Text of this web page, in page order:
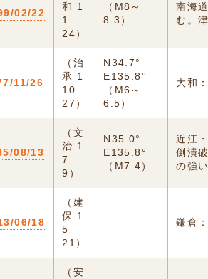
02/22
和 1
1
24）
（M8～
8.3）
南海
む。
11/26
（治
承 1
10
27）
N34.7°
E135.8°
（M6～
6.5）
大和
08/13
（文
治 1
7
9）
N35.0°
E135.8°
（M7.4）
近江
倒潰
の強
06/18
（建
保 1
5
21）
鎌倉
（安